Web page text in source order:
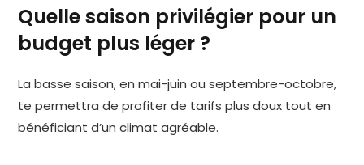
Quelle saison privilégier pour un
budget plus léger ?
La basse saison, en mai-juin ou septembre-octobre,
te permettra de profiter de tarifs plus doux tout en
bénéficiant d’un climat agréable.